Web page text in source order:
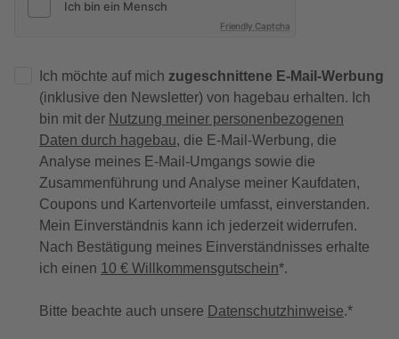
Friendly Captcha
Ich möchte auf mich zugeschnittene E-Mail-Werbung
(inklusive den Newsletter) von hagebau erhalten. Ich
bin mit der Nutzung meiner personenbezogenen
Daten durch hagebau, die E-Mail-Werbung, die
Analyse meines E-Mail-Umgangs sowie die
Zusammenführung und Analyse meiner Kaufdaten,
Coupons und Kartenvorteile umfasst, einverstanden.
Mein Einverständnis kann ich jederzeit widerrufen.
Nach Bestätigung meines Einverständnisses erhalte
ich einen 10 € Willkommensgutschein*.
Bitte beachte auch unsere Datenschutzhinweise.